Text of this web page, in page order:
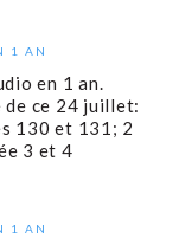
1 AN
en 1 an.
de ce 24 juillet:
130 et 131; 2
3 et 4
1 AN